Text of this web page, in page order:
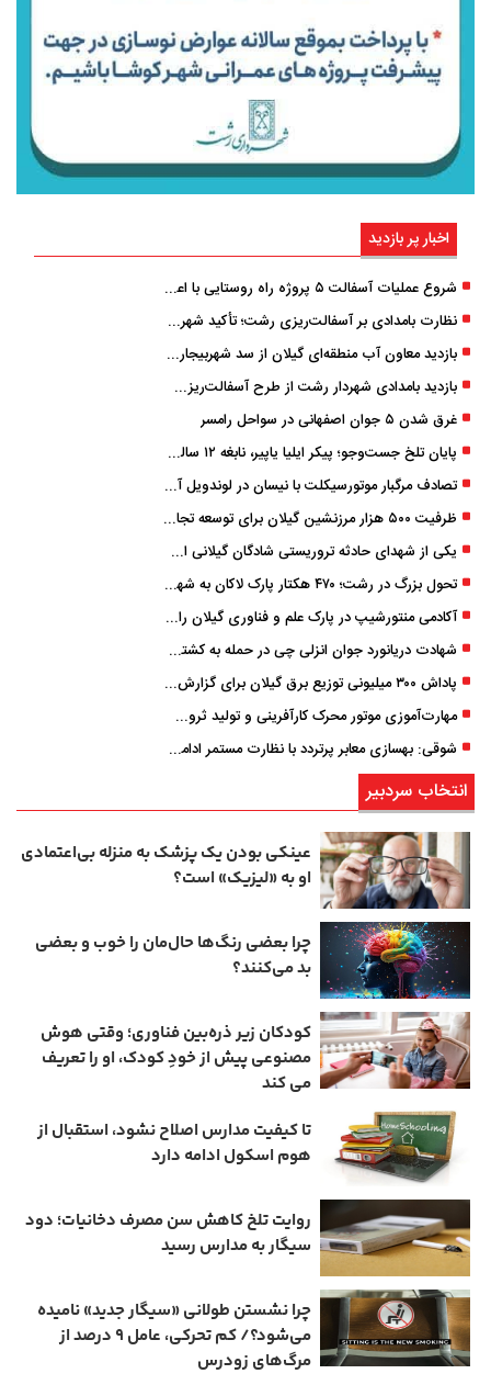
اخبار پر بازدید
شروع عملیات آسفالت ۵ پروژه راه ‌روستایی با اعتبار ۳۷۰ میلیاردی در گیلان
نظارت بامدادی بر آسفالت‌ریزی رشت؛ تأکید شهردار و بازرس کل بر کیفیت اجرای پروژه‌ها
بازدید معاون آب منطقه‌ای گیلان از سد شهربیجار برای تداوم تأمین آب شرب استان
بازدید بامدادی شهردار رشت از طرح آسفالت‌ریزی گسترده در مناطق پنج‌گانه
غرق شدن ۵ جوان اصفهانی در سواحل رامسر
پایان تلخ جست‌وجو؛ پیکر ایلیا یاپیر، نابغه ۱۲ ساله لاهیجانی پیدا شد
تصادف مرگبار موتورسیکلت با نیسان در لوندویل آستارا/ انتقال مصدوم با اورژانس هوایی به رشت
ظرفیت ۵۰۰ هزار مرزنشین گیلان برای توسعه تجارت فعال می‌شود
یکی از شهدای حادثه تروریستی شادگان گیلانی است/ شهادت «سینا سیاه‌ نژاد» در درگیری با اشرار مسلح
تحول بزرگ در رشت؛ ۴۷۰ هکتار پارک لاکان به شهر ملحق می‌شود/ انتقال سند به‌ زودی
آکادمی منتورشیپ در پارک علم و فناوری گیلان راه‌اندازی شد
شهادت دریانورد جوان انزلی چی در حمله به کشتی تجاری در دریای کاسپین
پاداش ۳۰۰ میلیونی توزیع برق گیلان برای گزارش ماینرهای غیرمجاز
مهارت‌آموزی موتور محرک کارآفرینی و تولید ثروت است
شوقی: بهسازی معابر پرتردد با نظارت مستمر ادامه دارد
انتخاب سردبیر
عینکی‌ بودن یک پزشک به منزله بی‌اعتمادی
او به «لیزیک» است؟
چرا بعضی رنگ‌ها حال‌مان را خوب و بعضی
بد می‌کنند؟
کودکان زیر ذره‌بین فناوری؛ وقتی هوش
مصنوعی پیش از خودِ کودک، او را تعریف
می ‌کند
تا کیفیت مدارس اصلاح نشود، استقبال از
هوم ‌اسکول ادامه دارد
روایت تلخ کاهش سن مصرف دخانیات؛ دود
سیگار به مدارس رسید
چرا نشستن طولانی «سیگار جدید» نامیده
می‌شود؟/ کم‌ تحرکی، عامل ۹ درصد از
مرگ‌های زودرس